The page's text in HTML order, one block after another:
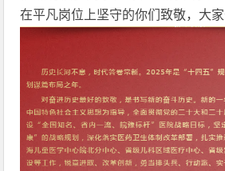
在平凡岗位上坚守的你们致敬，大家